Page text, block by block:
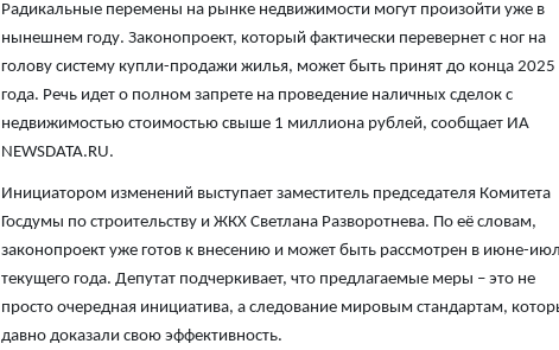
Радикальные перемены на рынке недвижимости могут произойти уже в
нынешнем году. Законопроект, который фактически перевернет с ног на
голову систему купли-продажи жилья, может быть принят до конца 2025
года. Речь идет о полном запрете на проведение наличных сделок с
недвижимостью стоимостью свыше 1 миллиона рублей, сообщает ИА
NEWSDATA.RU.
Инициатором изменений выступает заместитель председателя Комитета
Госдумы по строительству и ЖКХ Светлана Разворотнева. По её словам,
законопроект уже готов к внесению и может быть рассмотрен в июне-
текущего года. Депутат подчеркивает, что предлагаемые меры – это не
просто очередная инициатива, а следование мировым стандартам,
давно доказали свою эффективность.